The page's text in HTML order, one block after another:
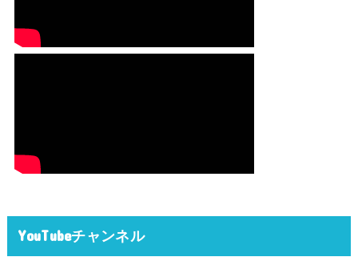
YouTubeチャンネル